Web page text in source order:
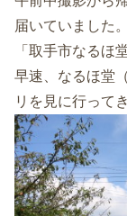
届いていました。
「取手市なるほ
早速、なるほ堂
リを見に行って